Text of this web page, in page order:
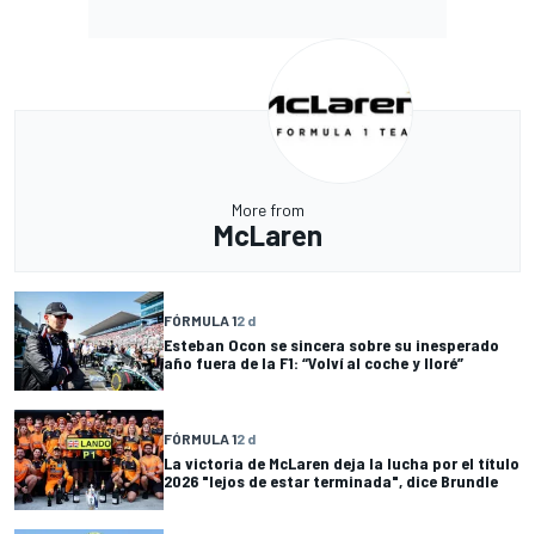
More from
McLaren
FÓRMULA 12 d
Esteban Ocon se sincera sobre su inesperado
año fuera de la F1: “Volví al coche y lloré”
FÓRMULA 12 d
La victoria de McLaren deja la lucha por el título
2026 "lejos de estar terminada", dice Brundle